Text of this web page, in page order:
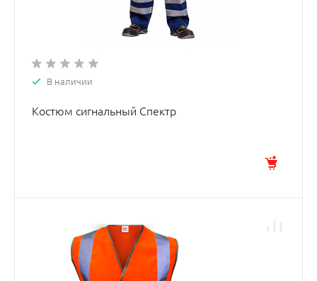
В наличии
Костюм сигнальный Спектр